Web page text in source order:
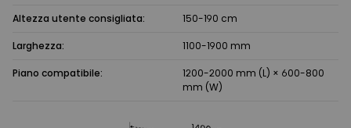
Altezza utente consigliata: 150-190 cm
Larghezza: 1100-1900 mm
Piano compatibile:
1200-2000 mm (L) × 600-800
mm (W)